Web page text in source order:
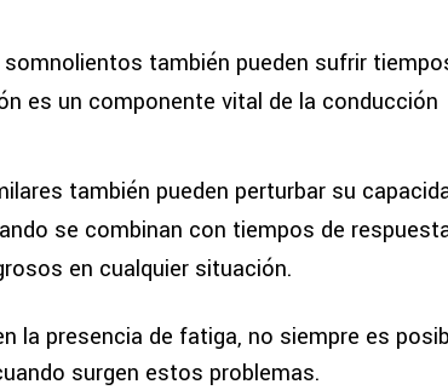
también pueden sufrir
es un componente vital de la conducción
también pueden perturbar su
se combinan con tiempos de
en cualquier situación.
la presencia de fatiga, no siempre es
surgen estos problemas.